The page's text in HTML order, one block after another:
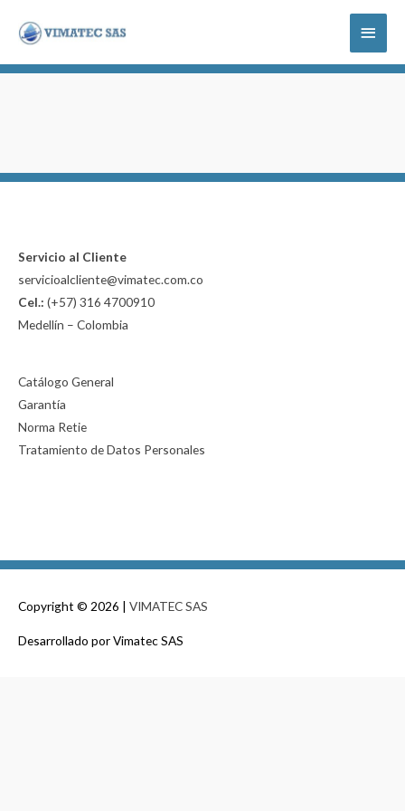
Menú
Servicio al Cliente
servicioalcliente@vimatec.com.co
Cel.: (+57) 316 4700910
Medellín – Colombia
Catálogo General
Garantía
Norma Retie
Tratamiento de Datos Personales
Copyright © 2026 | VIMATEC SAS
Desarrollado porVimatec SAS